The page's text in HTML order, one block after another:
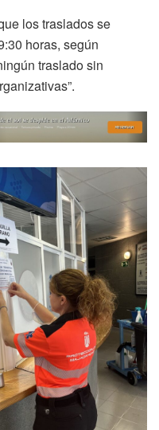
los traslados se
horas, según
traslado sin